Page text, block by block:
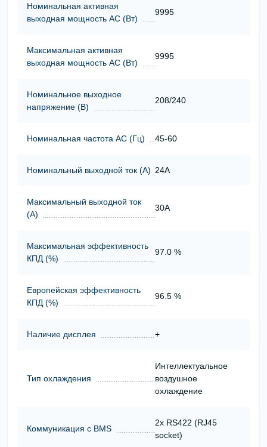
Номинальная активная
выходная мощность АС (Вт)
9995
Максимальная активная
выходная мощность АС (Вт)
9995
Номинальное выходное
напряжение (В)
208/240
Номинальная частота АС (Гц) 45-60
Номинальный выходной ток (А) 24А
Максимальный выходной ток
(А)
30А
Максимальная эффективность
КПД (%)
97.0 %
Европейская эффективность
КПД (%)
96.5 %
Наличие дисплея +
Тип охлаждения
Интеллектуальное
воздушное
охлаждение
Коммуникация с BMS
2x RS422 (RJ45
socket)